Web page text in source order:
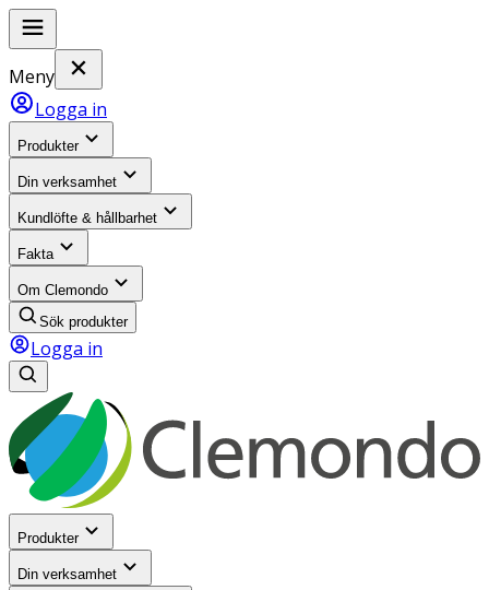
Meny
Logga in
Produkter
Din verksamhet
Kundlöfte & hållbarhet
Fakta
Om Clemondo
Sök produkter
Logga in
Produkter
Din verksamhet